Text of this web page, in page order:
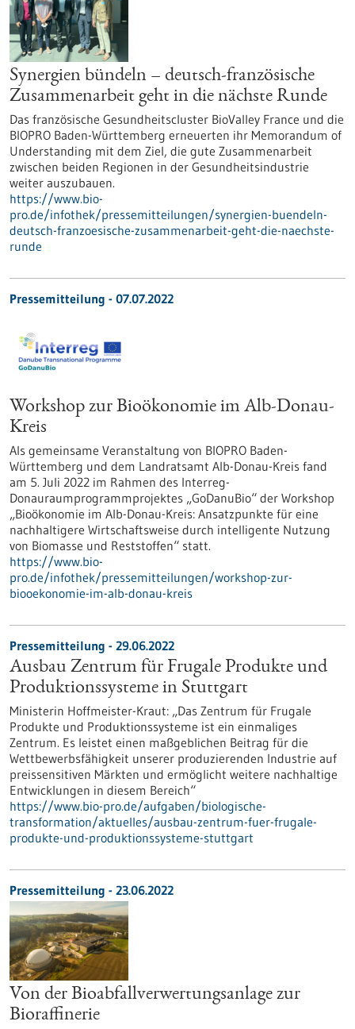
Synergien bündeln – deutsch-französische
Zusammenarbeit geht in die nächste Runde
Das französische Gesundheitscluster BioValley France und die
BIOPRO Baden-Württemberg erneuerten ihr Memorandum of
Understanding mit dem Ziel, die gute Zusammenarbeit
zwischen beiden Regionen in der Gesundheitsindustrie
weiter auszubauen.
https://www.bio-
pro.de/infothek/pressemitteilungen/synergien-buendeln-
deutsch-franzoesische-zusammenarbeit-geht-die-naechste-
runde
Pressemitteilung - 07.07.2022
Workshop zur Bioökonomie im Alb-Donau-
Kreis
Als gemeinsame Veranstaltung von BIOPRO Baden-
Württemberg und dem Landratsamt Alb-Donau-Kreis fand
am 5. Juli 2022 im Rahmen des Interreg-
Donauraumprogrammprojektes „GoDanuBio“ der Workshop
„Bioökonomie im Alb-Donau-Kreis: Ansatzpunkte für eine
nachhaltigere Wirtschaftsweise durch intelligente Nutzung
von Biomasse und Reststoffen“ statt.
https://www.bio-
pro.de/infothek/pressemitteilungen/workshop-zur-
biooekonomie-im-alb-donau-kreis
Pressemitteilung - 29.06.2022
Ausbau Zentrum für Frugale Produkte und
Produktionssysteme in Stuttgart
Ministerin Hoffmeister-Kraut: „Das Zentrum für Frugale
Produkte und Produktionssysteme ist ein einmaliges
Zentrum. Es leistet einen maßgeblichen Beitrag für die
Wettbewerbsfähigkeit unserer produzierenden Industrie auf
preissensitiven Märkten und ermöglicht weitere nachhaltige
Entwicklungen in diesem Bereich“
https://www.bio-pro.de/aufgaben/biologische-
transformation/aktuelles/ausbau-zentrum-fuer-frugale-
produkte-und-produktionssysteme-stuttgart
Pressemitteilung - 23.06.2022
Von der Bioabfallverwertungsanlage zur
Bioraffinerie